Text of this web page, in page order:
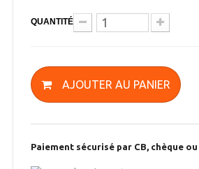
QUANTITÉ
AJOUTER AU PANIER
Paiement sécurisé par CB, chèque ou